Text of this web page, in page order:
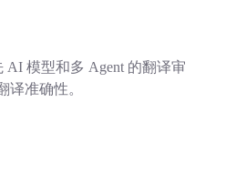
AI 模型和多 Agent 的翻译审
译准确性。